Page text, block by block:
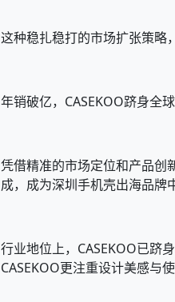
这种稳扎稳打的市场扩张策略
年销破亿，CASEKOO跻身全
凭借精准的市场定位和产品创
成，成为深圳手机壳出海品牌
行业地位上，CASEKOO已跻
CASEKOO更注重设计美感与